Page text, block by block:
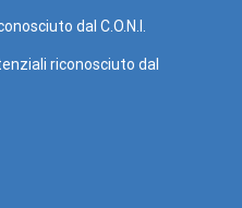
dal C.O.N.I.
riconosciuto dal